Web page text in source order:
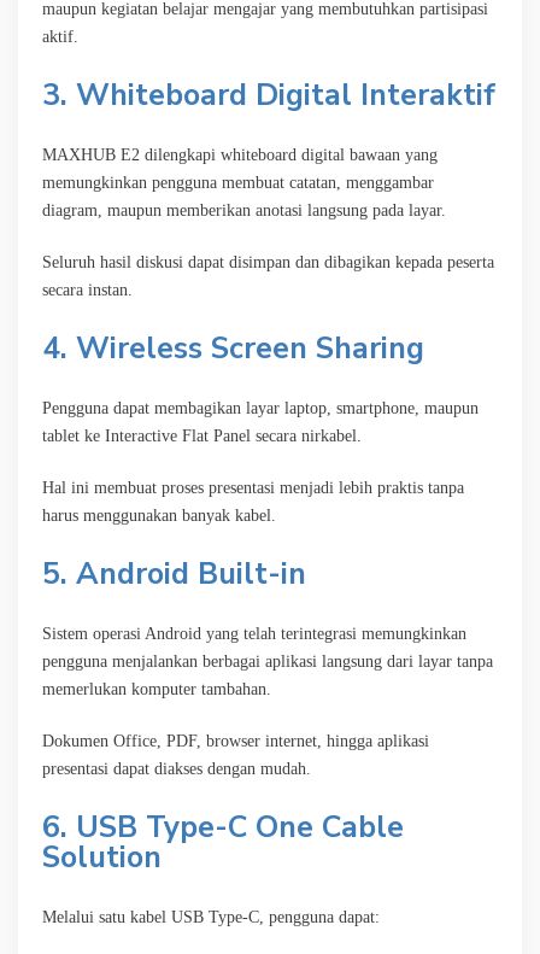
maupun kegiatan belajar mengajar yang membutuhkan partisipasi
aktif.
3. Whiteboard Digital Interaktif
MAXHUB E2 dilengkapi whiteboard digital bawaan yang
memungkinkan pengguna membuat catatan, menggambar
diagram, maupun memberikan anotasi langsung pada layar.
Seluruh hasil diskusi dapat disimpan dan dibagikan kepada peserta
secara instan.
4. Wireless Screen Sharing
Pengguna dapat membagikan layar laptop, smartphone, maupun
tablet ke Interactive Flat Panel secara nirkabel.
Hal ini membuat proses presentasi menjadi lebih praktis tanpa
harus menggunakan banyak kabel.
5. Android Built-in
Sistem operasi Android yang telah terintegrasi memungkinkan
pengguna menjalankan berbagai aplikasi langsung dari layar tanpa
memerlukan komputer tambahan.
Dokumen Office, PDF, browser internet, hingga aplikasi
presentasi dapat diakses dengan mudah.
6. USB Type-C One Cable
Solution
Melalui satu kabel USB Type-C, pengguna dapat: